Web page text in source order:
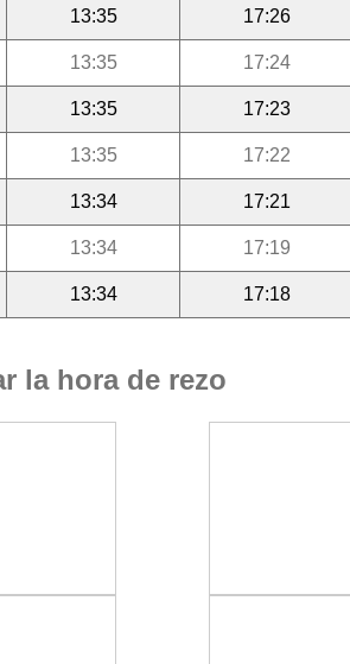
13:35 17:26
13:35 17:24
13:35 17:23
13:35 17:22
13:34 17:21
13:34 17:19
13:34 17:18
la hora de rezo